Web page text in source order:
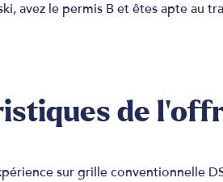
avez le permis B et êtes apte au
de
sur grille conventionnelle